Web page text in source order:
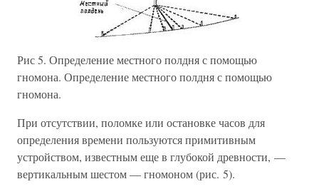
Рис 5. Определение местного полдня с помощью
гномона. Определение местного полдня с помощью
гномона.
При отсутствии, поломке или остановке часов для
определения времени пользуются примитивным
устройством, известным еще в глубокой древности, —
вертикальным шестом — гномоном (рис. 5).